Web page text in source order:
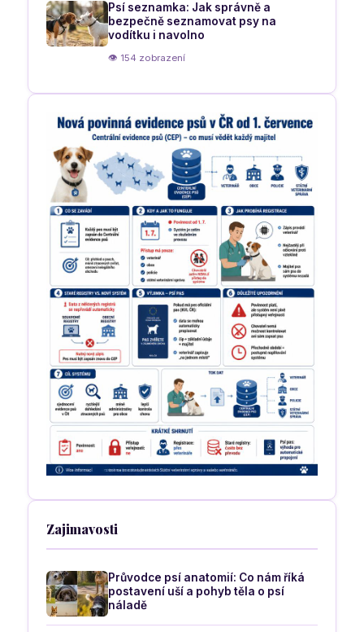
Psí seznamka: Jak správně a
bezpečně seznamovat psy na
vodítku i navolno
👁 154 zobrazení
Zajimavosti
Průvodce psí anatomií: Co nám říká
postavení uší a pohyb těla o psí
náladě